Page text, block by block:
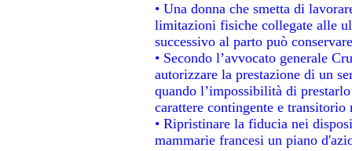
• Una donna che smetta di
limitazioni fisiche collegate alle
successivo al parto può
• Secondo l’avvocato generale
autorizzare la prestazione di un
quando l’impossibilità di
carattere contingente e
• Ripristinare la fiducia nei
mammarie francesi un piano